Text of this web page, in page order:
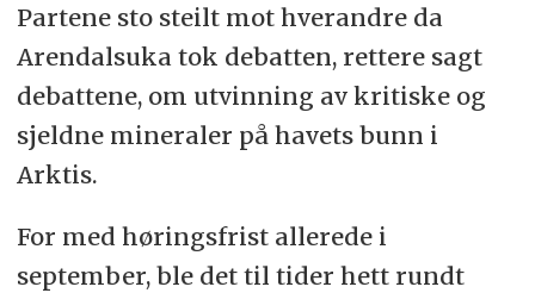
Partene sto steilt mot hverandre da
Arendalsuka tok debatten, rettere sagt
debattene, om utvinning av kritiske og
sjeldne mineraler på havets bunn i
Arktis.
For med høringsfrist allerede i
september, ble det til tider hett rundt